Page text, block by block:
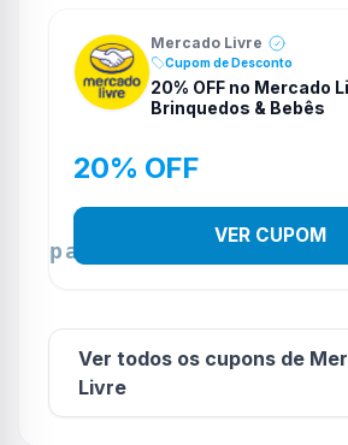
Mercado Livre
Cupom de Desconto
20% OFF no Mercado
Brinquedos & Bebês
20% OFF
VER CUPOM
Ver todos os cupons de
Livre